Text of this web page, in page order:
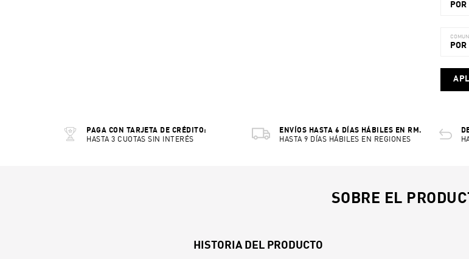
PAGA CON TARJETA DE CRÉDITO:
HASTA 3 CUOTAS SIN INTERÉS
ENVÍOS HASTA 6 DÍAS HÁBILES EN RM.
HASTA 9 DÍAS HÁBILES EN REGIONES
SOBRE EL
HISTORIA DEL PRODUCTO